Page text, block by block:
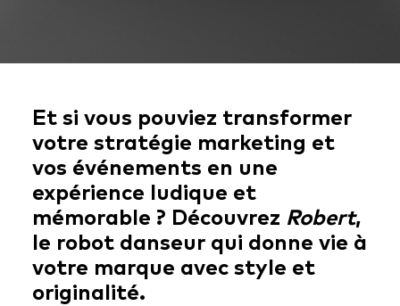
Et si vous pouviez transformer
votre stratégie marketing et
vos événements en une
expérience ludique et
mémorable ? Découvrez Robert,
le robot danseur qui donne vie à
votre marque avec style et
originalité.